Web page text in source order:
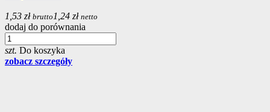
1,53 zł brutto 1,24 zł netto
dodaj do porównania
szt. Do koszyka
zobacz szczegóły